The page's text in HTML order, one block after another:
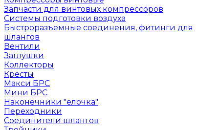
Запчасти для винтовых компрессоров
Системы подготовки воздуха
Быстроразъемные соединения, фитинги для
шлангов
Вентили
Заглушки
Коллекторы
Кресты
Макси БРС
Мини БРС
Наконечники "елочка"
Переходники
Соединители шлангов